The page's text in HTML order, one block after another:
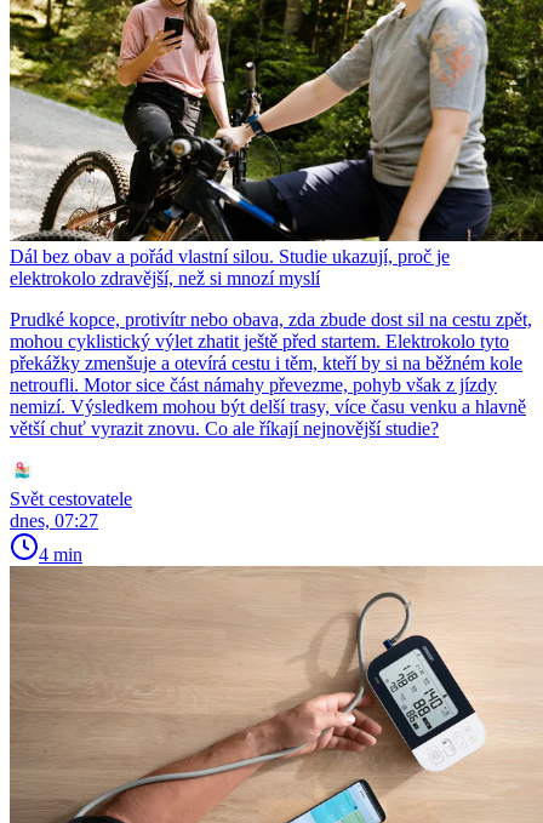
Dál bez obav a pořád vlastní silou. Studie ukazují, proč je
elektrokolo zdravější, než si mnozí myslí
Prudké kopce, protivítr nebo obava, zda zbude dost sil na cestu zpět,
mohou cyklistický výlet zhatit ještě před startem. Elektrokolo tyto
překážky zmenšuje a otevírá cestu i těm, kteří by si na běžném kole
netroufli. Motor sice část námahy převezme, pohyb však z jízdy
nemizí. Výsledkem mohou být delší trasy, více času venku a hlavně
větší chuť vyrazit znovu. Co ale říkají nejnovější studie?
Svět cestovatele
dnes, 07:27
4 min